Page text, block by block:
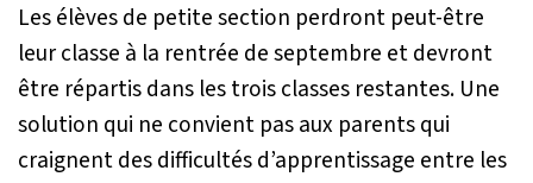
Les élèves de petite section perdront peut-être
leur classe à la rentrée de septembre et devront
être répartis dans les trois classes restantes. Une
solution qui ne convient pas aux parents qui
craignent des difficultés d’apprentissage entre les